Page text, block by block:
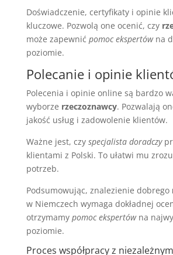
Doświadczenie, certyfikaty i opinie
kluczowe. Pozwolą one ocenić, czy
może zapewnić pomoc ekspertówna
poziomie.
Polecanie i opinie
Polecenia i opinie online są bardzo
wyborze rzeczoznawcy. Pozwalają
jakość usług i zadowolenie klientów.
Ważne jest, czy specjalista doradczy
klientami z Polski. To ułatwi mu
potrzeb.
Podsumowując, znalezienie dobrego
w Niemczech wymaga dokładnej
otrzymamy pomoc ekspertówna
poziomie.
Proces współpracy z niezależnym